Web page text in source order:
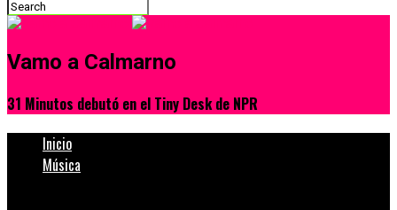
Vamo a Calmarno
31 Minutos debutó en el Tiny Desk de NPR
Inicio
Música